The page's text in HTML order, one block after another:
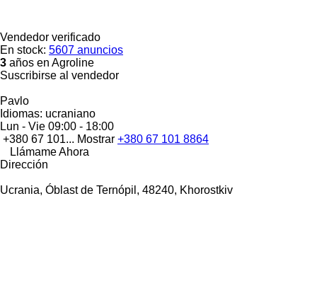
Vendedor verificado
En stock: 5607 anuncios
3 años en Agroline
Suscribirse al vendedor
Pavlo
Idiomas: ucraniano
Lun - Vie 09:00 - 18:00
+380 67 101... Mostrar +380 67 101 8864
Llámame Ahora
Dirección
Ucrania, Óblast de Ternópil, 48240, Khorostkiv